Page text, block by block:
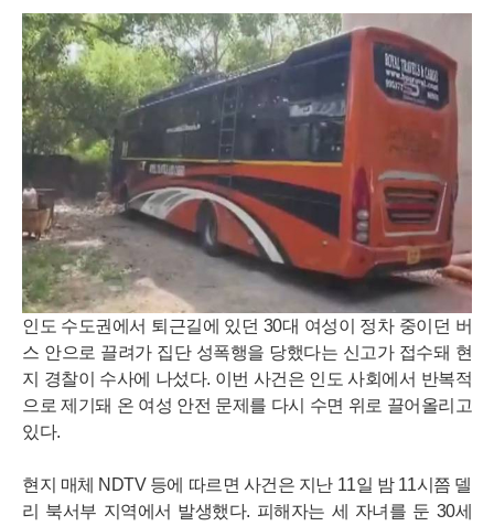
인도 수도권에서 퇴근길에 있던 30대 여성이 정차 중이던 버
스 안으로 끌려가 집단 성폭행을 당했다는 신고가 접수돼 현
지 경찰이 수사에 나섰다. 이번 사건은 인도 사회에서 반복적
으로 제기돼 온 여성 안전 문제를 다시 수면 위로 끌어올리고
있다.
현지 매체 NDTV 등에 따르면 사건은 지난 11일 밤 11시쯤 델
리 북서부 지역에서 발생했다. 피해자는 세 자녀를 둔 30세